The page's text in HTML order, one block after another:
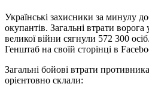
Українські захисники за минулу
окупантів. Загальні втрати ворога
великої війни сягнули 572 300
Генштаб на своїй сторінці в
Загальні бойові втрати
орієнтовно склали: